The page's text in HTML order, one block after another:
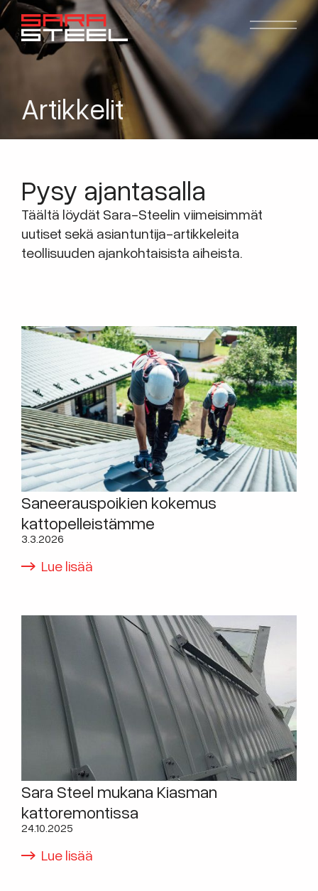
Artikkelit
Pysy ajantasalla
Täältä löydät Sara-Steelin viimeisimmät
uutiset sekä asiantuntija-artikkeleita
teollisuuden ajankohtaisista aiheista.
Saneerauspoikien kokemus
kattopelleistämme
3.3.2026
Lue lisää
Sara Steel mukana Kiasman
kattoremontissa
24.10.2025
Lue lisää